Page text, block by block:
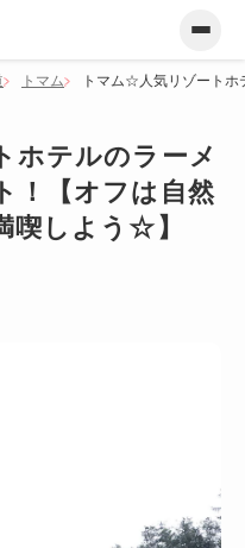
トマム トマム☆人気リゾート
ホテルのラーメ
！【オフは自然
喫しよう☆】